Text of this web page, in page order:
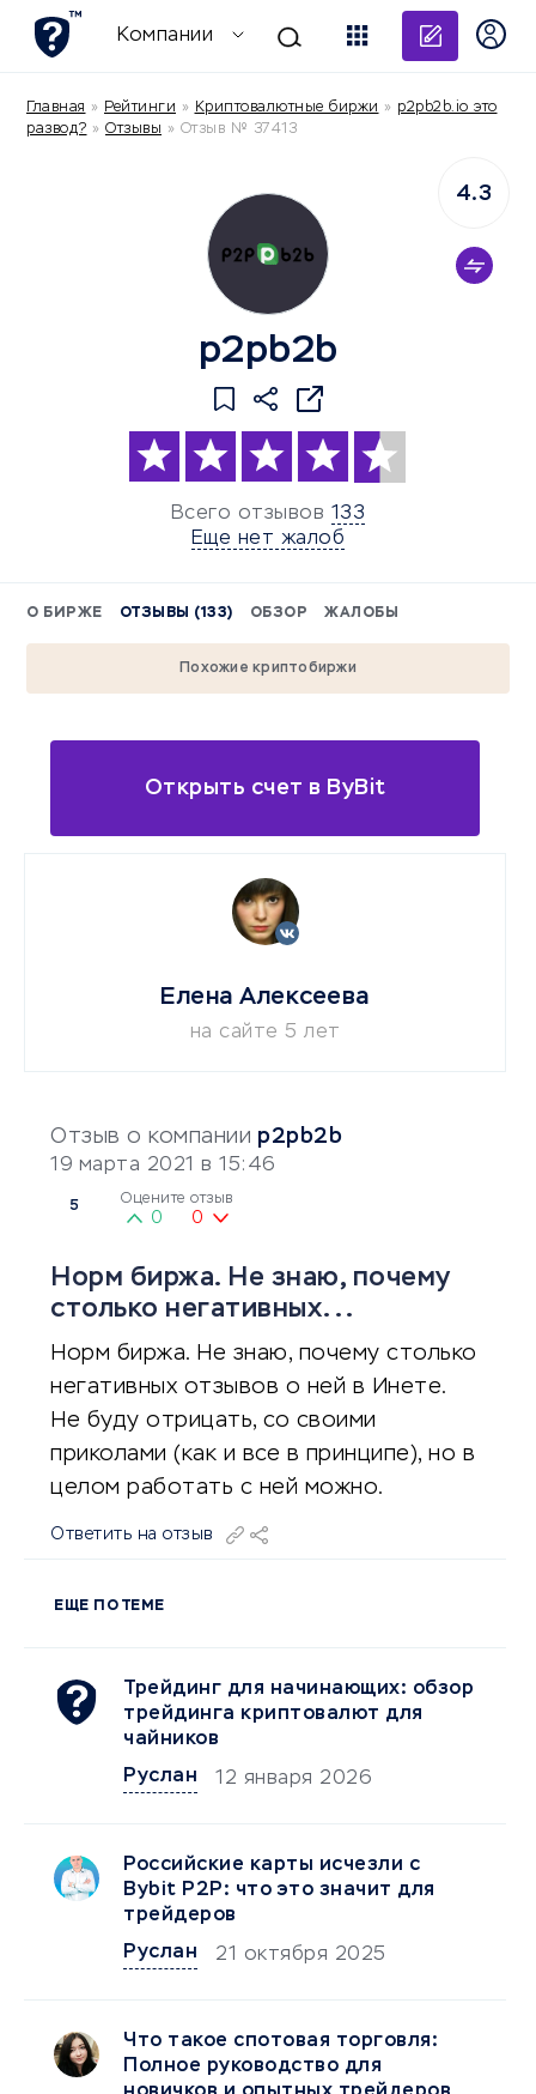
Компании
Главная » Рейтинги » Криптовалютные биржи » p2pb2b.io это
развод? » Отзывы » Отзыв № 37413
p2pb2b
Всего отзывов 133
Еще нет жалоб
4.3
О БИРЖЕ ОТЗЫВЫ (133) ОБЗОР ЖАЛОБЫ
Похожие криптобиржи
Открыть счет в ByBit
Отзыв о компании p2pb2b
19 марта 2021 в 15:46
5 Оцените отзыв
0 0
Норм биржа. Не знаю, почему
столько негативных...
Норм биржа. Не знаю, почему столько
негативных отзывов о ней в Инете.
Не буду отрицать, со своими
приколами (как и все в принципе), но в
целом работать с ней можно.
Ответить на отзыв
ЕЩЕ ПО ТЕМЕ
Трейдинг для начинающих: обзор
трейдинга криптовалют для
чайников
Руслан
12 января 2026
Российские карты исчезли с
Bybit P2P: что это значит для
трейдеров
Руслан
21 октября 2025
Что такое спотовая торговля:
Полное руководство для
Елена Алексеева
на сайте 5 лет